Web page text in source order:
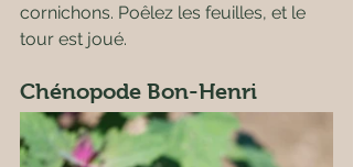
cornichons. Poêlez les feuilles, et le
tour est joué.
Chénopode Bon-Henri